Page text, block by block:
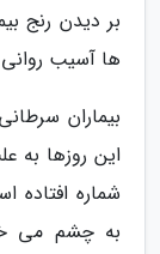
بر دیدن رنج
ها آسیب
بیماران
این روزها به
شماره افتاده
به چشم می